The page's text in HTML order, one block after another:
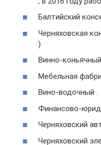
Балтийский
Черняховская
)
Винно-коньячный
Мебельная
Вино-водочный .
Финансово-
Черняховский
Черняховский